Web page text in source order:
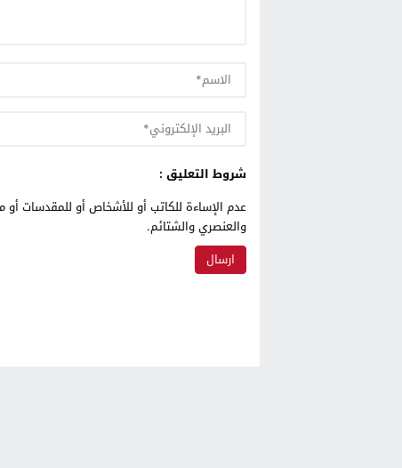
شروط التعليق :
عدم الإساءة للكاتب أو للأشخاص أو للمقدسات أو
والعنصري والشتائم.